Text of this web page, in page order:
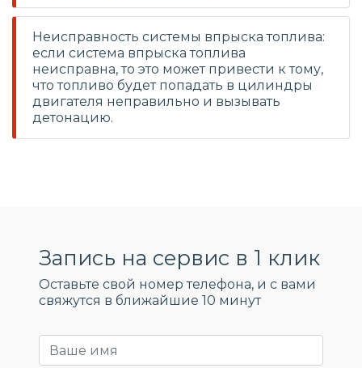
Неисправность системы впрыска топлива:
если система впрыска топлива
неисправна, то это может привести к тому,
что топливо будет попадать в цилиндры
двигателя неправильно и вызывать
детонацию.
Запись на сервис в 1 клик
Оставьте свой номер телефона, и c вами
свяжутся в ближайшие 10 минут